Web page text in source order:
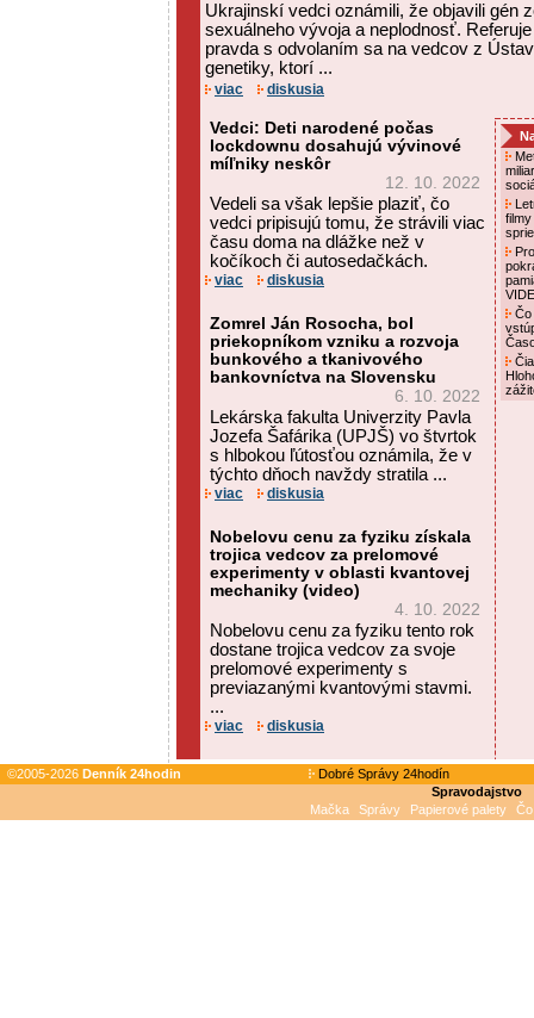
Ukrajinskí vedci oznámili, že objavili gén
sexuálneho vývoja a neplodnosť.
pravda s odvolaním sa na vedcov z
genetiky, ktorí ...
viac diskusia
Vedci: Deti narodené počas
lockdownu dosahujú vývinové
míľniky neskôr
12. 10. 2022
Vedeli sa však lepšie plaziť, čo
vedci pripisujú tomu, že strávili viac
času doma na dlážke než v
kočíkoch či autosedačkách.
viac diskusia
Zomrel Ján Rosocha, bol
priekopníkom vzniku a rozvoja
bunkového a tkanivového
bankovníctva na Slovensku
6. 10. 2022
Lekárska fakulta Univerzity Pavla
Jozefa Šafárika (UPJŠ) vo štvrtok
s hlbokou ľútosťou oznámila, že v
týchto dňoch navždy stratila ...
viac diskusia
Nobelovu cenu za fyziku získala
trojica vedcov za prelomové
experimenty v oblasti kvantovej
mechaniky (video)
4. 10. 2022
Nobelovu cenu za fyziku tento rok
dostane trojica vedcov za svoje
prelomové experimenty s
previazanými kvantovými stavmi.
...
viac diskusia
Čo
©2005-2026 Denník 24hodin
Dobré Správy 24hodín
Spravodajstvo
Mačka
Správy Papierové palety